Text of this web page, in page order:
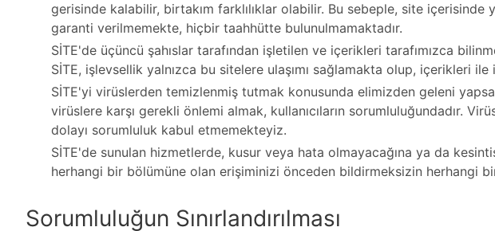
gerisinde kalabilir, birtakım farklılıklar olabilir. Bu sebeple, site
garanti verilmemekte, hiçbir taahhütte bulunulmamaktadır.
SİTE'de üçüncü şahıslar tarafından işletilen ve içerikleri tarafımızca
SİTE, işlevsellik yalnızca bu sitelere ulaşımı sağlamakta olup, içerikleri
SİTE'yi virüslerden temizlenmiş tutmak konusunda elimizden geleni
virüslere karşı gerekli önlemi almak, kullanıcıların sorumluluğundadır.
dolayı sorumluluk kabul etmemekteyiz.
SİTE'de sunulan hizmetlerde, kusur veya hata olmayacağına ya da
herhangi bir bölümüne olan erişiminizi önceden bildirmeksizin herhangi
Sorumluluğun Sınırlandırılması